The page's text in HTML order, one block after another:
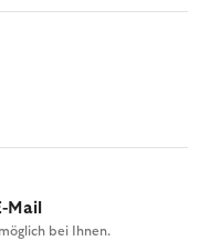
Mail
bei Ihnen.